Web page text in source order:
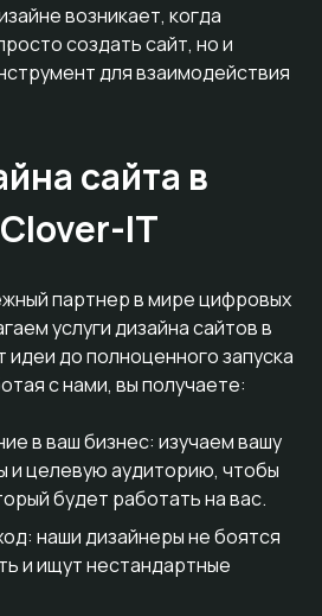
возникает, когда
создать сайт, но и
для взаимодействия
сайта в
IT
партнер в мире цифровых
услуги дизайна сайтов в
до полноценного запуска
с нами, вы получаете:
в ваш бизнес: изучаем вашу
и целевую аудиторию, чтобы
будет работать на вас.
наши дизайнеры не боятся
и ищут нестандартные